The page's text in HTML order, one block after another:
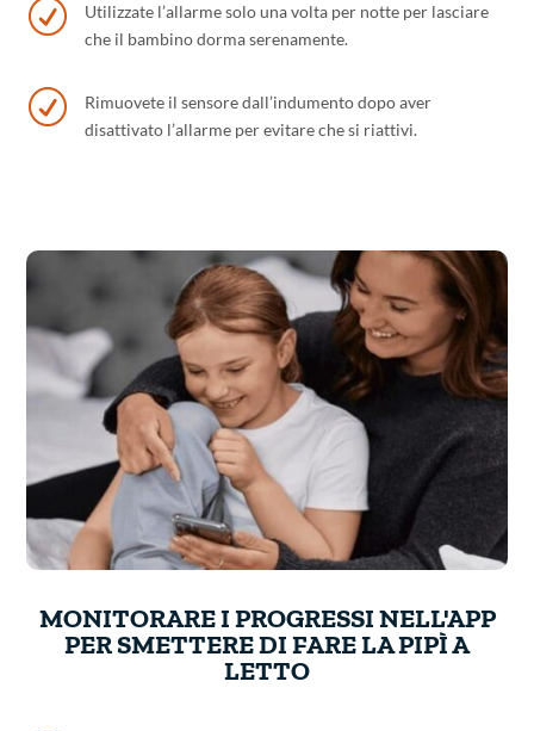
R
Utilizzate l’allarme solo una volta per notte per lasciare
che il bambino dorma serenamente.
R
Rimuovete il sensore dall’indumento dopo aver
disattivato l’allarme per evitare che si riattivi.
MONITORARE I PROGRESSI NELL'APP
PER SMETTERE DI FARE LA PIPÌ A
LETTO